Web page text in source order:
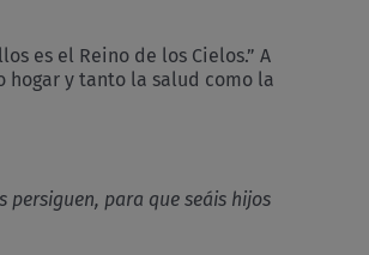
es el Reino de los Cielos.” A
hogar y tanto la salud como la
persiguen, para que seáis hijos